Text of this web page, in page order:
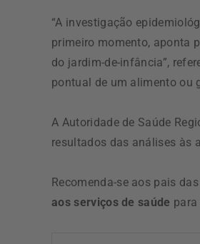
“A investigação
primeiro momento, aponta
do jardim-de-infância”,
pontual de um alimento ou
A Autoridade de Saúde
resultados das análises às
Recomenda-se aos pais
aos serviços de saúde